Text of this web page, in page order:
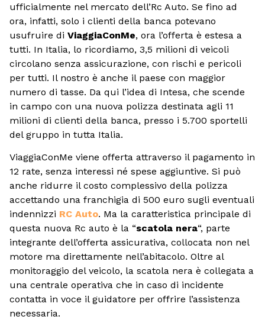
ufficialmente nel mercato dell’Rc Auto. Se fino ad
ora, infatti, solo i clienti della banca potevano
usufruire di ViaggiaConMe, ora l’offerta è estesa a
tutti. In Italia, lo ricordiamo, 3,5 milioni di veicoli
circolano senza assicurazione, con rischi e pericoli
per tutti. Il nostro è anche il paese con maggior
numero di tasse. Da qui l’idea di Intesa, che scende
in campo con una nuova polizza destinata agli 11
milioni di clienti della banca, presso i 5.700 sportelli
del gruppo in tutta Italia.
ViaggiaConMe viene offerta attraverso il pagamento in
12 rate, senza interessi né spese aggiuntive. Si può
anche ridurre il costo complessivo della polizza
accettando una franchigia di 500 euro sugli eventuali
indennizzi RC Auto. Ma la caratteristica principale di
questa nuova Rc auto è la “scatola nera“, parte
integrante dell’offerta assicurativa, collocata non nel
motore ma direttamente nell’abitacolo. Oltre al
monitoraggio del veicolo, la scatola nera è collegata a
una centrale operativa che in caso di incidente
contatta in voce il guidatore per offrire l’assistenza
necessaria.